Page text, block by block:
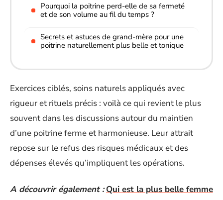
Pourquoi la poitrine perd-elle de sa fermeté
et de son volume au fil du temps ?
Secrets et astuces de grand-mère pour une
poitrine naturellement plus belle et tonique
Exercices ciblés, soins naturels appliqués avec
rigueur et rituels précis : voilà ce qui revient le plus
souvent dans les discussions autour du maintien
d’une poitrine ferme et harmonieuse. Leur attrait
repose sur le refus des risques médicaux et des
dépenses élevés qu’impliquent les opérations.
A découvrir également : Qui est la plus belle femme